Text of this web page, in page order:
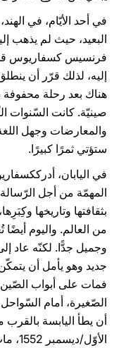
في أحد الأيّام، في
البعيد، حيث لم يذهب
فرنسيس كسفاريوس
إليه، لذلك قرّر أن
هناك بعد رحلة
صينيّة. كانت السّنوات
والمعارضات وجهل
ستؤتي ثمرًا كبيرًا.
في اليابان،
المهمّة من أجل
بثقافتها وتاريخها
من العالم. واليوم أيضًا
جديد وهو يأمل أن
الصّغيرة، أمام